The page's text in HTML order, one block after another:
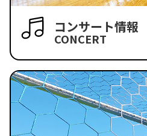
コンサート情報
CONCERT